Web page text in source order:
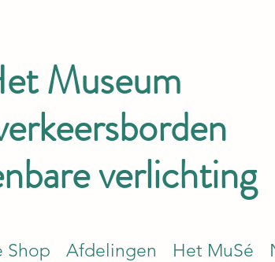
Museum
verlichting
Shop Afdelingen Het MuSé